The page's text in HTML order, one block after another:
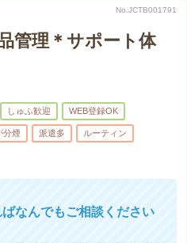
No.JCTB001791
管理＊サポート体
しゅふ歓迎 WEB登録OK
分煙 派遣多 ルーティン
なんでもご相談ください